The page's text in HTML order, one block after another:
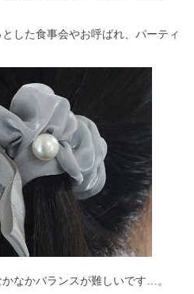
した食事会やお呼ばれ、パーティ
なかバランスが難しいです…。